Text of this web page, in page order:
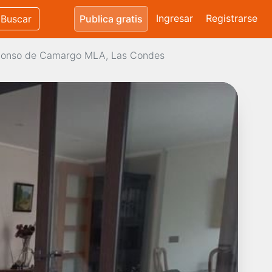
Buscar Publica gratis Ingresar Registrarse
de Camargo MLA, Las Condes